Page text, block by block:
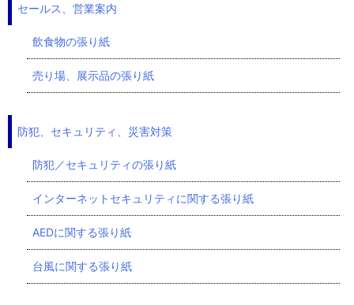
セールス、営業案内
飲食物の張り紙
売り場、展示品の張り紙
防犯、セキュリティ、災害対策
防犯／セキュリティの張り紙
インターネットセキュリティに関する張り紙
AEDに関する張り紙
台風に関する張り紙